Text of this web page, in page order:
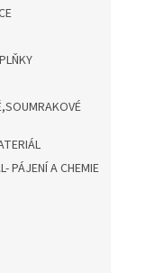
PÁJENÍ A CHEMIE